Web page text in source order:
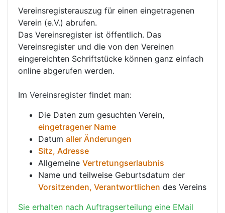
Vereinsregisterauszug für einen eingetragenen
Verein (e.V.) abrufen.
Das Vereinsregister ist öffentlich. Das
Vereinsregister und die von den Vereinen
eingereichten Schriftstücke können ganz einfach
online abgerufen werden.
Im Vereinsregister findet man:
Die Daten zum gesuchten Verein,
eingetragener Name
Datum aller Änderungen
Sitz, Adresse
Allgemeine Vertretungserlaubnis
Name und teilweise Geburtsdatum der
Vorsitzenden, Verantwortlichen des Vereins
Sie erhalten nach Auftragserteilung eine EMail